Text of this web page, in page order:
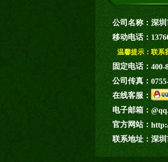
公司名称：深
移动电话：
温馨提示： 联系
固定电话：400-
公司传真：
在线客服：
电子邮箱：
官方网站：
联系地址：深